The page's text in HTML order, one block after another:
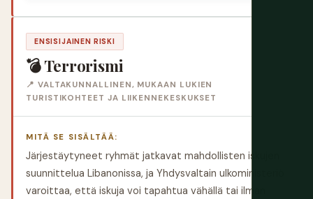
ENSISIJAINEN RISKI
💣 Terrorismi
📍 VALTAKUNNALLINEN, MUKAAN LUKIEN
TURISTIKOHTEET JA LIIKENNEKESKUKSET
MITÄ SE SISÄLTÄÄ:
Järjestäytyneet ryhmät jatkavat mahdollisten iskujen
suunnittelua Libanonissa, ja Yhdysvaltain ulkoministeriö
varoittaa, että iskuja voi tapahtua vähällä tai ilman